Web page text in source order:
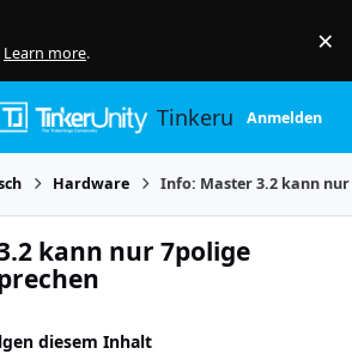
Learn more. ×
TinkerunityAnmelden
Hardware Info: Master 3.2 kann
kann nur 7polige
diesem Inhalt